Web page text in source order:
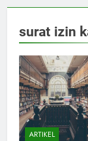
surat izin
ARTIKEL